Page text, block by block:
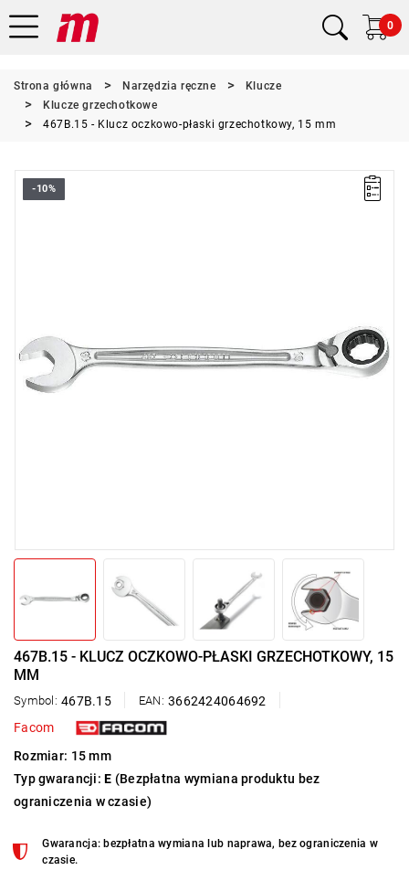
0
Strona główna Narzędzia ręczne
Klucze
Klucze grzechotkowe
467B.15 - Klucz oczkowo-płaski grzechotkowy, 15 mm
-10%
467B.15 - KLUCZ OCZKOWO-PŁASKI GRZECHOTKOWY, 15
MM
Symbol: 467B.15 EAN: 3662424064692
Facom
Rozmiar: 15 mm
Typ gwarancji:E (Bezpłatna wymiana produktu bez
ograniczenia w czasie)
Gwarancja: bezpłatna wymiana lub naprawa, bez ograniczenia w
czasie.